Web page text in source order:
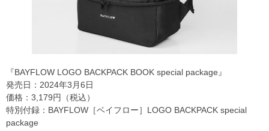
『BAYFLOW LOGO BACKPACK BOOK special package』
発売日：2024年3月6日
価格：3,179円（税込）
特別付録：BAYFLOW［ベイフロー］LOGO BACKPACK special
package